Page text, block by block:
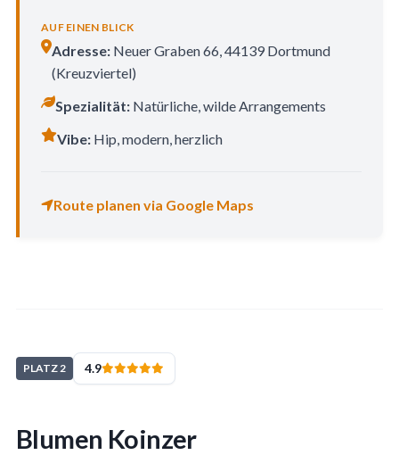
AUF EINEN BLICK
Adresse:Neuer Graben 66, 44139 Dortmund
(Kreuzviertel)
Spezialität:Natürliche, wilde Arrangements
Vibe:Hip, modern, herzlich
Route planen via Google Maps
PLATZ 2 4.9
Blumen Koinzer